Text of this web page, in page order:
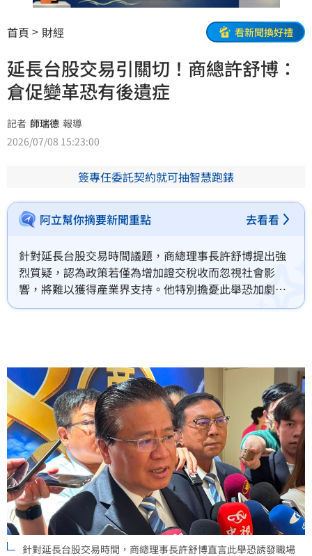
首頁 財經 看新聞換好禮
延長台股交易引關切！商總許舒博：
倉促變革恐有後遺症
記者 師瑞德 報導
2026/07/08 15:23:00
簽專任委託契約就可抽智慧跑錶
阿立幫你摘要新聞重點 去看看
針對延長台股交易時間議題，商總理事長許舒博提出強
烈質疑，認為政策若僅為增加證交稅收而忽視社會影
響，將難以獲得產業界支持。他特別擔憂此舉恐加劇職
場「辭職炒股」的亂象，進一步排擠正規產業人力，對
下，應進行全面且審慎的評估，避免為追求短期財政效
益，卻犧牲了市場長期的穩健發展與人才留存，政府應
回歸專業對話，確保政策方向符合整體經濟利益。
針對延長台股交易時間，商總理事長許舒博直言此舉恐誘發職場